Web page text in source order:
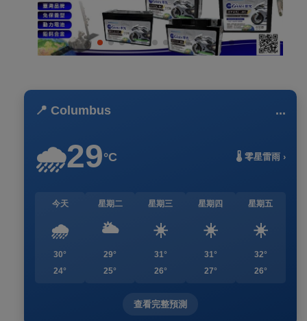
📍 Columbus ...
🌧️29°C 🌡️ 零星雷雨 ›
今天
🌧️
30°
24°
星期二
🌥️
29°
25°
星期三
☀️
31°
26°
星期四
☀️
31°
27°
星期五
☀️
32°
26°
查看完整預測